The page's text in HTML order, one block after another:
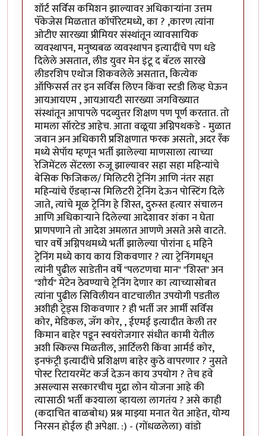
शॉर्ट सर्विस कमिशन झाल्यावर अधिकाऱ्यांना उत्तम
पॅकेजेस मिळतात कॉर्पोरेटमध्ये, का ? ,कारण त्यांना
ओटीए सारख्या प्रीमियर संस्थांतून व्यावसायिक
व्यवस्थापन, मनुष्यबळ व्यवस्थापन इत्यादींचे पण धडे
दिलेले असतात, लीड युवर मेन इंटू द बॅटल सारखे
लीडरशिप एथोज शिकवलेले असतात, कित्येक
ऑफिसर्स तर इन सर्विस लिएन किंवा स्टडी लिव्ह घेऊन
आयआयएम , आयआयटी सारख्या जगविख्यात
संस्थांतून आपापले पदव्युत्तर शिक्षण पण पूर्ण करतात. तो
मामला सॉरटेड आहेच. आता वळूया अग्निपथकडे - मुळात
जवान अन अधिकारी प्रशिक्षणात फरक असतो, अदर रँक
मध्ये सेपॉय म्हणून भर्ती झालेल्या माणसाला त्याच्या
रेजिमेंटल सेंटरला रुजू झाल्यावर सहा सहा महिन्यांचे
बेसिक फिजिकल/ मिलिटरी ट्रेनिंग आणि नंतर सहा
महिन्यांचे ऍडव्हान्स मिलिटरी ट्रेनिंग देऊन पोस्टिंग दिले
जाते, त्यांचे मूळ ट्रेनिंग हे शिस्त, दुरुस्त हत्यार संचालन
आणि अधिकाऱ्याने दिलेल्या आदेशावर शंका न घेता
प्राणपणाने तो आदेश अमलात आणणे असते असे वाटते.
चार वर्षे अग्निपथमध्ये भर्ती झालेल्या पोरांना ६ महिने
ट्रेनिंग मध्ये काय काय शिकवणार ? त्या ट्रेनिंगमधून
त्यांनी पुढील साडेतीन वर्षे "पलटणचा मान" "शिस्त" अन
"शौर्य" मेंटेन ठेवण्याचे ट्रेनिंग देणार का त्याच्यासोबत
त्यांना पुढील सिविलीयन वाटचालीत उपयोगी पडतील
अशीही ट्रेड्स शिकवणार ? ही भर्ती जर आर्मी सर्विस
कोर, मेडिकल, जॅग कोर, , ईएमई इत्यादीत केली तर
किमान बाहेर पडून स्वयंरोजगार संधीत कामी येतील
अशी स्किल्स मिळतील, आर्टिलरी किंवा आर्मर्ड कोर,
इनफंट्री इत्यादींचे प्रशिक्षण बाहेर कुठे वापरणार ? नुसते
पोस्ट रिटायरमेंट कर्ज देऊन काय उपयोग ? तेच हवे
असल्यास सरकारचीच मुद्रा लोन योजना आहे की
त्यासाठी भर्ती कश्याला व्हायला लागतंय ? असे काही
(कदाचित बाळबोध) प्रश्न माझ्या मनात येत आहेत, योग्य
निरसन होईल ही अपेक्षा. :) - (गोंधळलेला) वांडो